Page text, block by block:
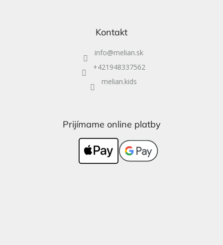
Kontakt
info@melian.sk
+421948337562
melian.kids
Prijímame online platby